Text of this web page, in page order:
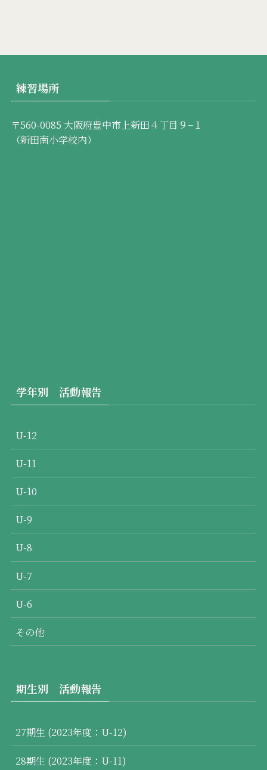
練習場所
〒560-0085 大阪府豊中市上新田４丁目９−１
（新田南小学校内）
学年別 活動報告
U-12
U-11
U-10
U-9
U-8
U-7
U-6
その他
期生別 活動報告
27期生 (2023年度：U-12)
28期生 (2023年度：U-11)